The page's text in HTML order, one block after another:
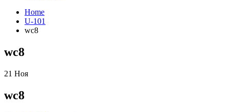
Home
U-101
wc8
wc8
21 Ноя
wc8